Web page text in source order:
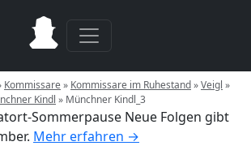
Kommissare» Kommissare im Ruhestand»Veigl »
Kindl » Münchner Kindl_3
Sommerpause Neue Folgen gibt
Mehr erfahren →